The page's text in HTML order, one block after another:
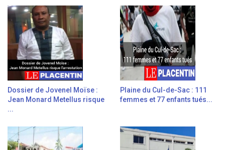
Dossier de Jovenel Moïse :
Jean Monard Metellus risque
...
Plaine du Cul-de-Sac : 111
femmes et 77 enfants tués...